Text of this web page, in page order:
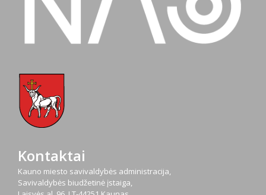
Kontaktai
Kauno miesto savivaldybės administracija,
Savivaldybės biudžetinė įstaiga,